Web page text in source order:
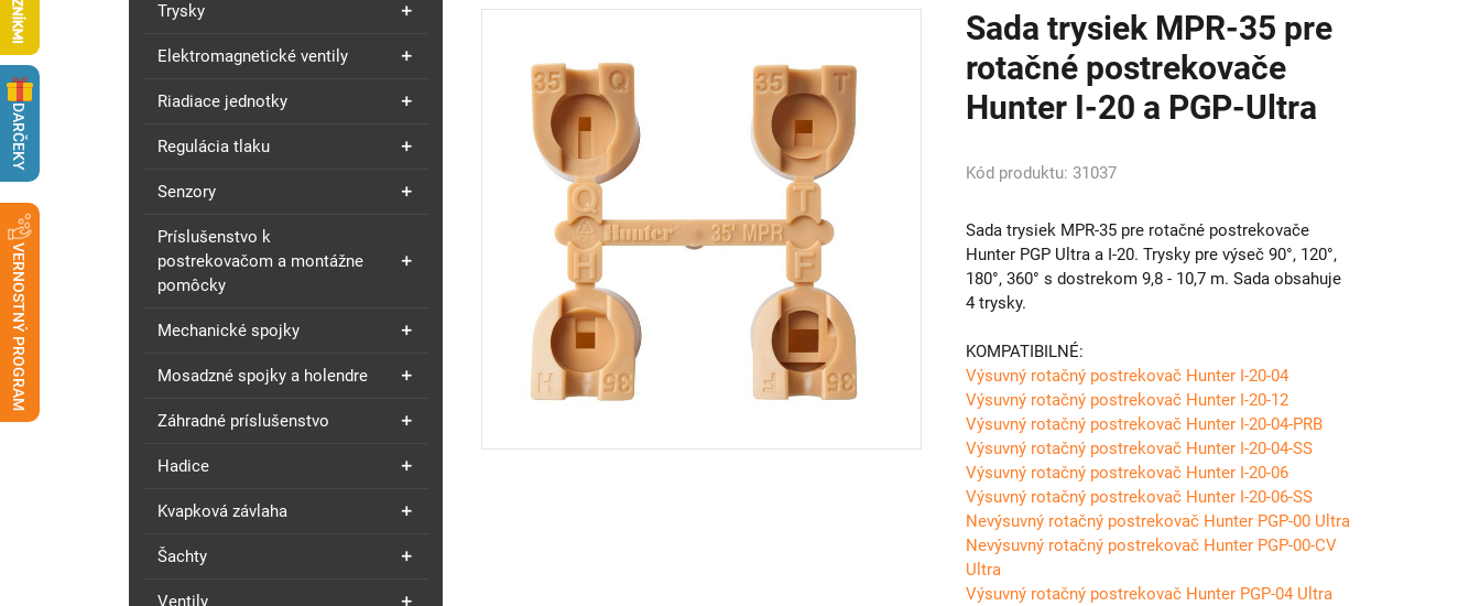
Trysky
Elektromagnetické ventily
Riadiace jednotky
Regulácia tlaku
Senzory
Príslušenstvo k
postrekovačom a montážne
pomôcky
Mechanické spojky
Mosadzné spojky a holendre
Záhradné príslušenstvo
Hadice
Kvapková závlaha
Šachty
Ventily
Sada trysiek MPR-35 pre
rotačné postrekovače
Hunter I-20 a PGP-Ultra
Kód produktu: 31037
Sada trysiek MPR-35 pre rotačné postrekovače
Hunter PGP Ultra a I-20. Trysky pre výseč 90°, 120°,
180°, 360° s dostrekom 9,8 - 10,7 m. Sada obsahuje
4 trysky.
KOMPATIBILNÉ:
Výsuvný rotačný postrekovač Hunter I-20-04
Výsuvný rotačný postrekovač Hunter I-20-12
Výsuvný rotačný postrekovač Hunter I-20-04-PRB
Výsuvný rotačný postrekovač Hunter I-20-04-SS
Výsuvný rotačný postrekovač Hunter I-20-06
Výsuvný rotačný postrekovač Hunter I-20-06-SS
Nevýsuvný rotačný postrekovač Hunter PGP-00 Ultra
Nevýsuvný rotačný postrekovač Hunter PGP-00-CV
Ultra
Výsuvný rotačný postrekovač Hunter PGP-04 Ultra
DARČEKY
VERNOSTNÝ PROGRAM